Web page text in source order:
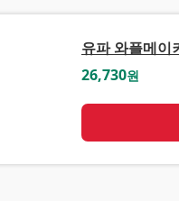
유파 와플메이
26,730원